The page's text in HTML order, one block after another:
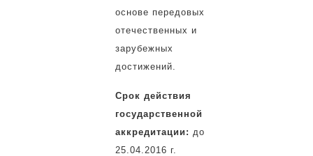
основе передовых
отечественных и
зарубежных
достижений.
Срок действия
государственной
аккредитации: до
25.04.2016 г.